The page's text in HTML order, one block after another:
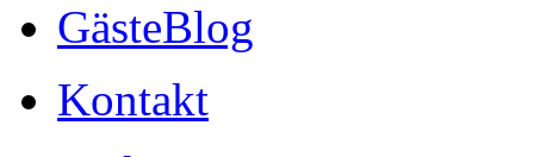
GästeBlog
Kontakt